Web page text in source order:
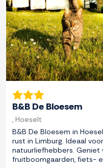
Previous
B&B De Bloesem
, Hoeselt
B&B De Bloesem in
rust in Limburg. Ideaal voor
natuurliefhebbers. Geniet
fruitboomgaarden, fiets-